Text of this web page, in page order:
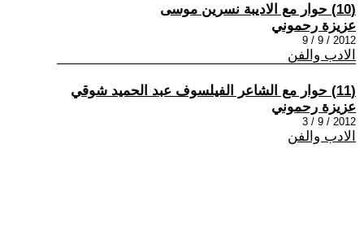
(10) حوار مع الاديبة نسرين موسى
عزيزة رحموني
2012 / 9 / 9
الادب والفن
(11) حوار مع الشاعر الفيلسوف عبد الحميد شوقي
عزيزة رحموني
2012 / 9 / 3
الادب والفن